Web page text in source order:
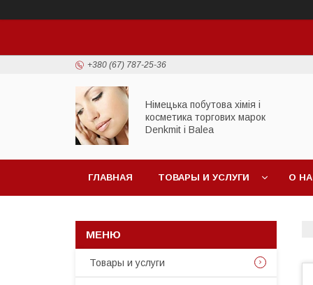
+380 (67) 787-25-36
Німецька побутова хімія і
косметика торгових марок
Denkmit i Balea
ГЛАВНАЯ ТОВАРЫ И УСЛУГИ О
Товары и услуги